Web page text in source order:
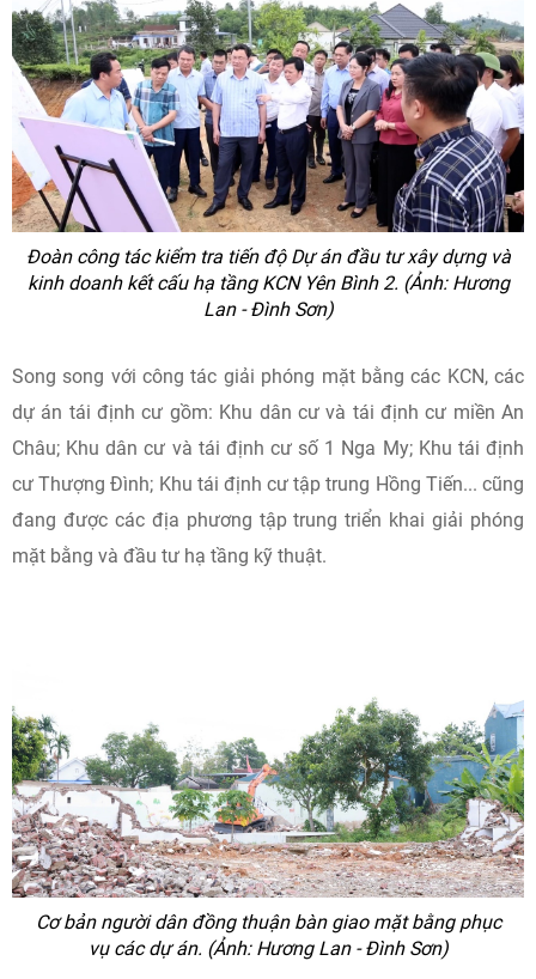
Đoàn công tác kiểm tra tiến độ Dự án đầu tư xây dựng và
kinh doanh kết cấu hạ tầng KCN Yên Bình 2. (Ảnh: Hương
Lan - Đình Sơn)
Song song với công tác giải phóng mặt bằng các KCN, các
dự án tái định cư gồm: Khu dân cư và tái định cư miền An
Châu; Khu dân cư và tái định cư số 1 Nga My; Khu tái định
cư Thượng Đình; Khu tái định cư tập trung Hồng Tiến... cũng
đang được các địa phương tập trung triển khai giải phóng
mặt bằng và đầu tư hạ tầng kỹ thuật.
Cơ bản người dân đồng thuận bàn giao mặt bằng phục
vụ các dự án. (Ảnh: Hương Lan - Đình Sơn)